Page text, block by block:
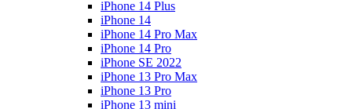
iPhone 14 Plus
iPhone 14
iPhone 14 Pro Max
iPhone 14 Pro
iPhone SE 2022
iPhone 13 Pro Max
iPhone 13 Pro
iPhone 13 mini